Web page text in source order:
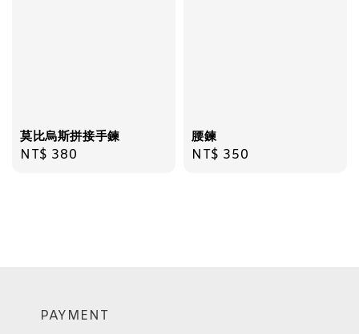
莫比烏斯拼接手鍊
Regular
NT$ 380
腰鍊
Regular
NT$ 350
PAYMENT